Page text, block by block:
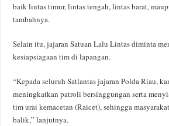
baik lintas timur, lintas tengah, lintas barat,
tambahnya.
Selain itu, jajaran Satuan Lalu Lintas diminta
kesiapsiagaan tim di lapangan.
“Kepada seluruh Satlantas jajaran Polda Riau,
meningkatkan patroli bersinggungan serta
tim urai kemacetan (Raicet), sehingga
balik,” lanjutnya.